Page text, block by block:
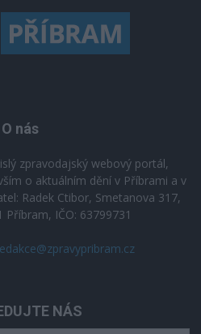
O nás
zpravodajský webový portál,
o aktuálním dění v Příbrami a v
Radek Ctibor, Smetanova 317,
Příbram, IČO: 63799731
NÁS